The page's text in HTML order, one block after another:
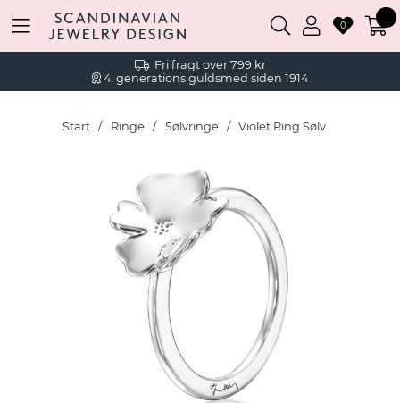
Fri fragt over 799 kr
4. generations guldsmed siden 1914
0
Start Ringe Sølvringe Violet Ring Sølv